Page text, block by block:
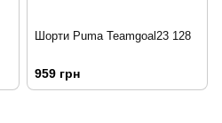
Шорти Puma Teamgoal23 128
959 грн